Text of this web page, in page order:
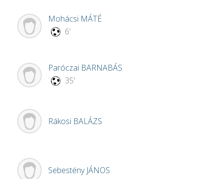
Mohácsi MÁTÉ
6'
Paróczai BARNABÁS
35'
Rákosi BALÁZS
Sebestény JÁNOS